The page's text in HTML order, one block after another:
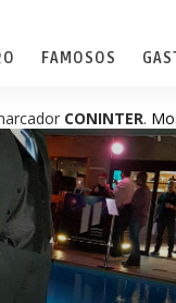
FAMOSOS
CONINTER.